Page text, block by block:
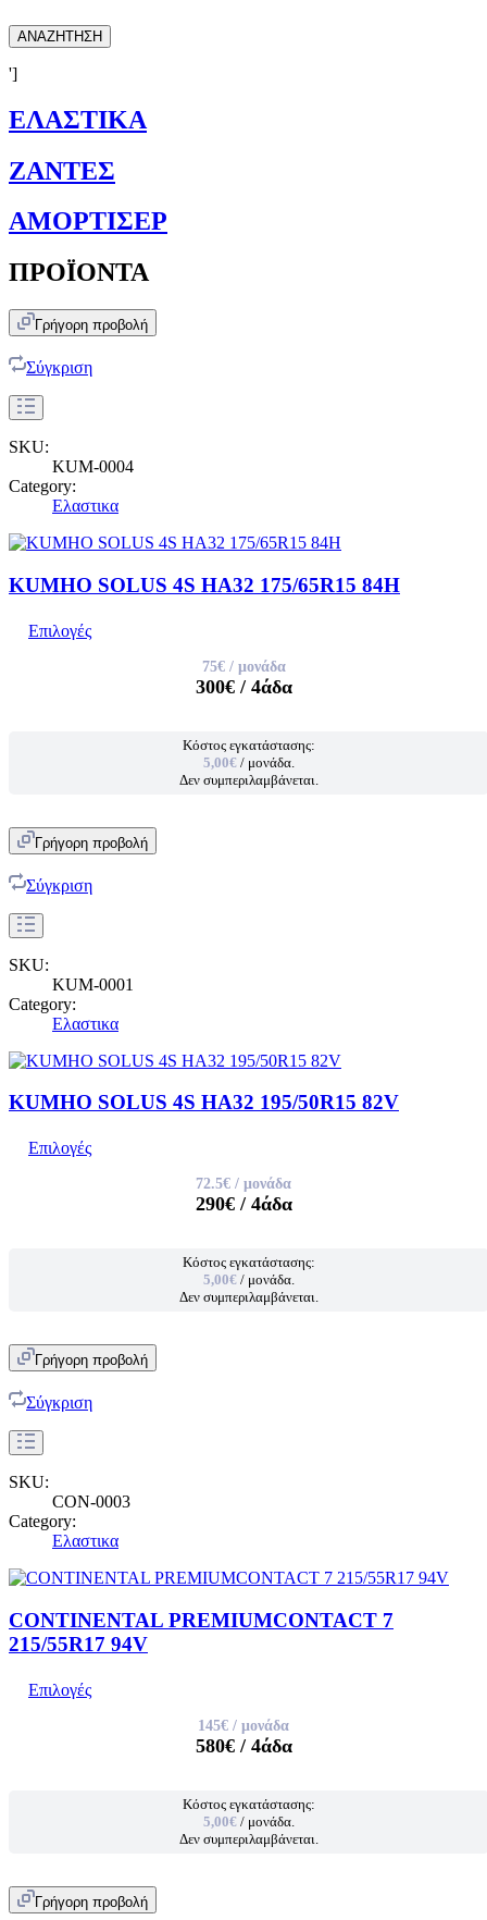
ΑΝΑΖΗΤΗΣΗ
']
ΕΛΑΣΤΙΚΑ
ΖΑΝΤΕΣ
ΑΜΟΡΤΙΣΕΡ
ΠΡΟΪΟΝΤΑ
Γρήγορη προβολή
Σύγκριση
SKU:
KUM-0004
Category:
Ελαστικα
KUMHO SOLUS 4S HA32 175/65R15 84H
Επιλογές
75€/ μονάδα
300€/ 4άδα
Κόστος εγκατάστασης:
5,00€ / μονάδα.
Δεν συμπεριλαμβάνεται.
Γρήγορη προβολή
Σύγκριση
SKU:
KUM-0001
Category:
Ελαστικα
KUMHO SOLUS 4S HA32 195/50R15 82V
Επιλογές
72.5€ / μονάδα
290€/ 4άδα
Κόστος εγκατάστασης:
5,00€ / μονάδα.
Δεν συμπεριλαμβάνεται.
Γρήγορη προβολή
Σύγκριση
SKU:
CON-0003
Category:
Ελαστικα
CONTINENTAL PREMIUMCONTACT 7
215/55R17 94V
Επιλογές
145€ / μονάδα
580€/ 4άδα
Κόστος εγκατάστασης:
5,00€ / μονάδα.
Δεν συμπεριλαμβάνεται.
Γρήγορη προβολή